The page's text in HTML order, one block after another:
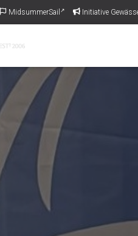
Piratas am Pichelssee muss schließen -
MidsummerSail Initiative